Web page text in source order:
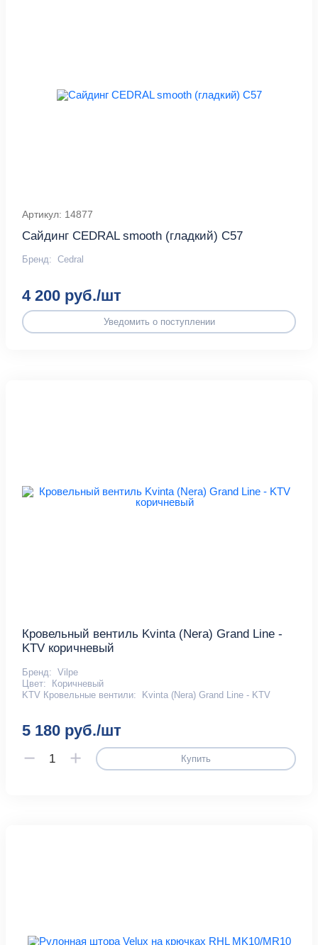
Артикул: 14877
Сайдинг CEDRAL smooth (гладкий) С57
Бренд: Cedral
4 200 руб./шт
Уведомить о поступлении
Кровельный вентиль Kvinta (Nera) Grand Line -
KTV коричневый
Бренд: Vilpe
Цвет:
Коричневый
KTV Кровельные вентили:
Kvinta (Nera) Grand Line - KTV
5 180 руб./шт
Купить